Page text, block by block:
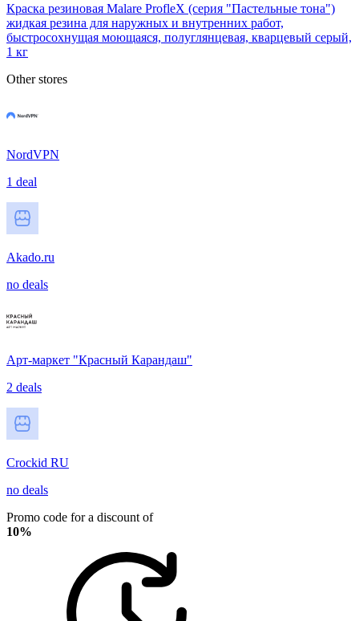
Краска резиновая Malare ProfleX (серия "Пастельные тона")
жидкая резина для наружных и внутренних работ,
быстросохнущая моющаяся, полуглянцевая, кварцевый серый,
1 кг
Other stores
NordVPN
1 deal
Akado.ru
no deals
Арт-маркет "Красный Карандаш"
2 deals
Crockid RU
no deals
Promo code for a discount of
10%